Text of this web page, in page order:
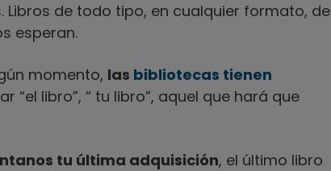
de todo tipo, en cualquier formato, de
esperan.
momento, las bibliotecas tienen
“el libro”, “ tu libro”, aquel que hará que
tu última adquisición, el último libro